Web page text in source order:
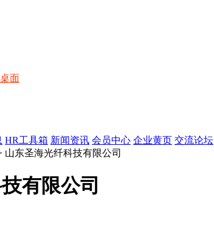
面
HR工具箱 新闻资讯 会员中心 企业黄页 交流论坛
山东圣海光纤科技有限公司
有限公司